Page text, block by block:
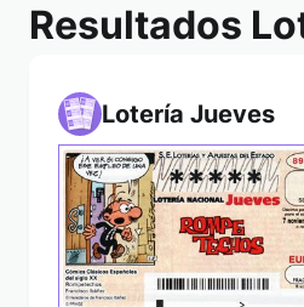
Resultados
Lotería Jueves
*****